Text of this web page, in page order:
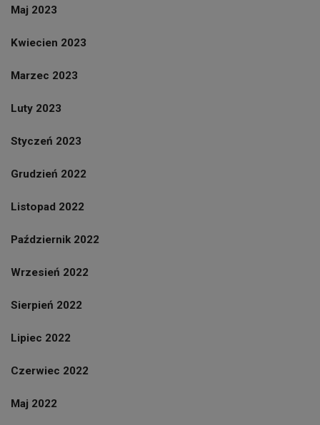
Maj 2023
Kwiecien 2023
Marzec 2023
Luty 2023
Styczeń 2023
Grudzień 2022
Listopad 2022
Październik 2022
Wrzesień 2022
Sierpień 2022
Lipiec 2022
Czerwiec 2022
Maj 2022